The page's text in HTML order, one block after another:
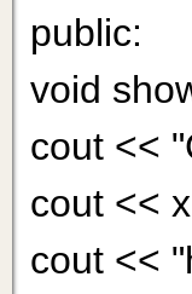
public:
void
cout <<
cout <<
cout <<